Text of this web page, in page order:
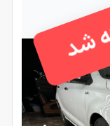
شد